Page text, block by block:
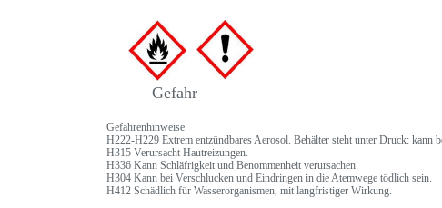
Gefahr
Gefahrenhinweise
H222-H229 Extrem entzündbares Aerosol. Behälter steht unter Druck: kann
H315 Verursacht Hautreizungen.
H336 Kann Schläfrigkeit und Benommenheit verursachen.
H304 Kann bei Verschlucken und Eindringen in die Atemwege tödlich sein.
H412 Schädlich für Wasserorganismen, mit langfristiger Wirkung.